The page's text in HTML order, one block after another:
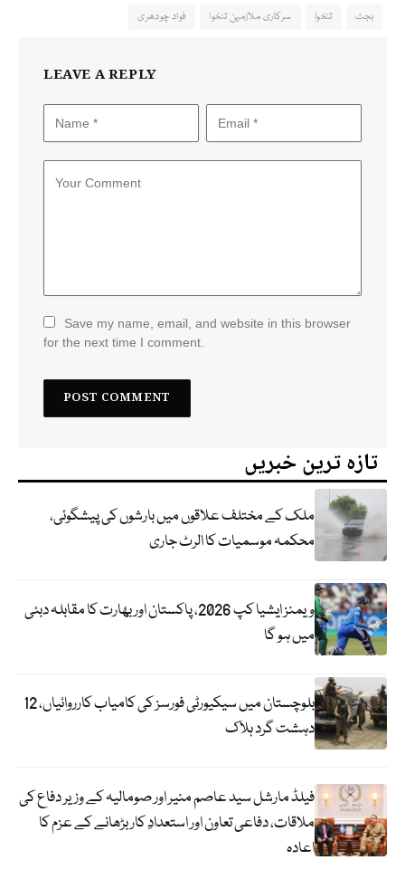
بجٹ تنخوا سرکاری ملازمین تنخوا فواد چودھری
LEAVE A REPLY
Save my name, email, and website in this browser
for the next time I comment.
تازہ ترین خبریں
ملک کے مختلف علاقوں میں بارشوں کی پیشگوئی،
محکمہ موسمیات کا الرٹ جاری
ویمنز ایشیا کپ 2026، پاکستان اور بھارت کا مقابلہ دبئی
میں ہو گا
بلوچستان میں سیکیورٹی فورسز کی کامیاب کارروائیاں، 12
دہشت گرد ہلاک
فیلڈ مارشل سید عاصم منیر اور صومالیہ کے وزیر دفاع کی
ملاقات، دفاعی تعاون اور استعدادِ کار بڑھانے کے عزم کا
اعادہ